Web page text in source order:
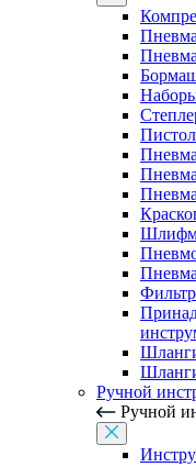
Ручной
Ручной